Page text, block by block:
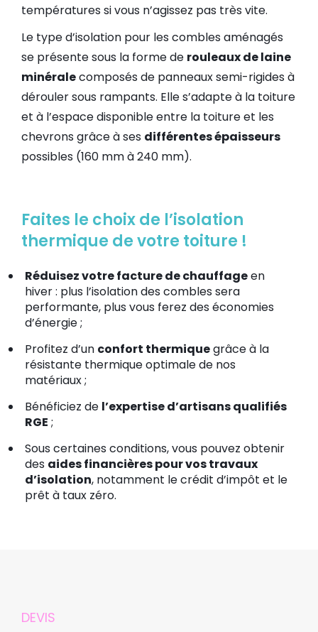
températures si vous n’agissez pas très vite.
Le type d’isolation pour les combles aménagés
se présente sous la forme de rouleaux de laine
minéralecomposés de panneaux semi-rigides à
dérouler sous rampants. Elle s’adapte à la toiture
et à l’espace disponible entre la toiture et les
chevrons grâce à ses différentes épaisseurs
possibles (160 mm à 240 mm).
Faites le choix de l’isolation
thermique de votre toiture !
Réduisez votre facture de chauffageen
hiver : plus l’isolation des combles sera
performante, plus vous ferez des économies
d’énergie ;
Profitez d’un confort thermiquegrâce à la
résistante thermique optimale de nos
matériaux ;
Bénéficiez de l’expertise d’artisans qualifiés
RGE ;
Sous certaines conditions, vous pouvez obtenir
des aides financières pour vos travaux
d’isolation, notamment le crédit d’impôt et le
prêt à taux zéro.
DEVIS